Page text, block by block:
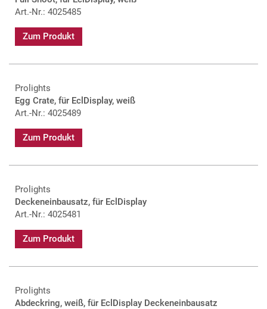
Art.-Nr.: 4025485
Zum Produkt
Prolights
Egg Crate, für EclDisplay, weiß
Art.-Nr.: 4025489
Zum Produkt
Prolights
Deckeneinbausatz, für EclDisplay
Art.-Nr.: 4025481
Zum Produkt
Prolights
Abdeckring, weiß, für EclDisplay Deckeneinbausatz